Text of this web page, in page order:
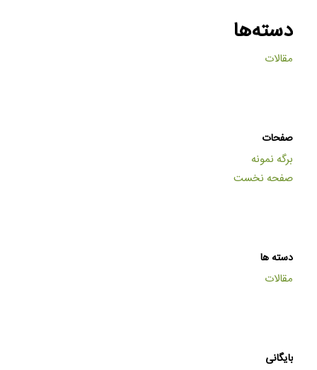
دسته‌ها
مقالات
صفحات
برگه نمونه
صفحه نخست
دسته ها
مقالات
بایگانی